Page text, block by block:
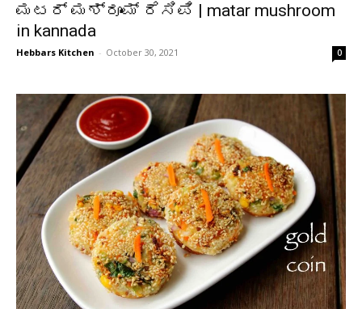
ಮಟರ್ ಮಶ್ರೂಮ್ ರೆಸಿಪಿ | matar mushroom
in kannada
Hebbars Kitchen - October 30, 2021 0